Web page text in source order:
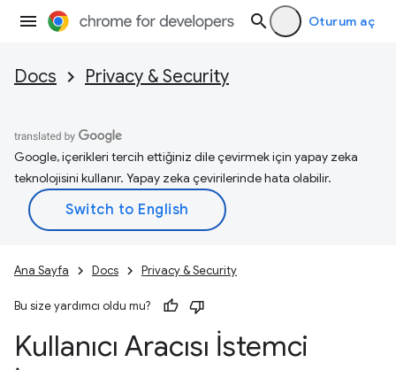
Oturum aç
Docs Privacy & Security
Google, içerikleri tercih ettiğiniz dile çevirmek için yapay zeka
teknolojisini kullanır. Yapay zeka çevirilerinde hata olabilir.
Ana Sayfa Docs Privacy & Security
Bu size yardımcı oldu mu?
Kullanıcı Aracısı İstemci